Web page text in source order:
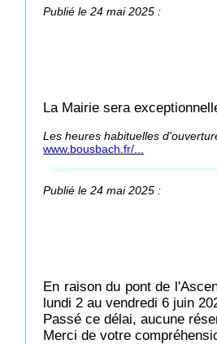
Publié le 24 mai 2025 :
La Mairie sera
Les heures habituelles
www.bousbach.fr/...
Publié le 24 mai 2025 :
En raison du pont de
lundi 2 au vendredi 6 juin
Passé ce délai, aucune
Merci de votre